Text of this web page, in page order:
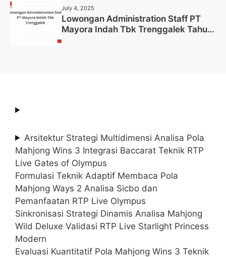
July 4, 2025
Lowongan Administration Staff PT
Mayora Indah Tbk Trenggalek Tahun
Arsitektur Strategi Multidimensi Analisa Pola
Mahjong Wins 3 Integrasi Baccarat Teknik RTP
Live Gates of Olympus
Formulasi Teknik Adaptif Membaca Pola
Mahjong Ways 2 Analisa Sicbo dan
Pemanfaatan RTP Live Olympus
Sinkronisasi Strategi Dinamis Analisa Mahjong
Wild Deluxe Validasi RTP Live Starlight Princess
Modern
Evaluasi Kuantitatif Pola Mahjong Wins 3 Teknik